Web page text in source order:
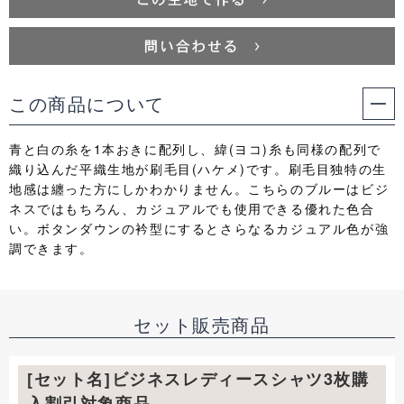
この商品について
青と白の糸を1本おきに配列し、緯(ヨコ)糸も同様の配列で
織り込んだ平織生地が刷毛目(ハケメ)です。刷毛目独特の生
地感は纏った方にしかわかりません。こちらのブルーはビジ
ネスではもちろん、カジュアルでも使用できる優れた色合
い。ボタンダウンの衿型にするとさらなるカジュアル色が強
調できます。
セット販売商品
[セット名]ビジネスレディースシャツ3枚購